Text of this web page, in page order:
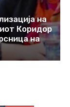
на
Коридор
на